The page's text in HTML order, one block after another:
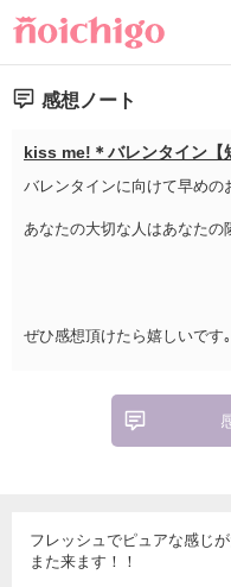
感想ノート
kiss me!＊バレンタイン【
バレンタインに向けて早めの
あなたの大切な人はあなたの
ぜひ感想頂けたら嬉しいです｡
フレッシュでピュアな感じが
また来ます！！